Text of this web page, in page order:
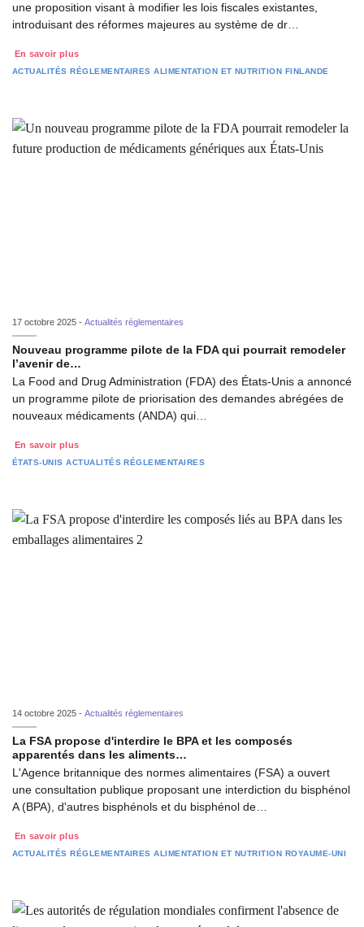
une proposition visant à modifier les lois fiscales existantes,
introduisant des réformes majeures au système de dr…
En savoir plus
ACTUALITÉS RÉGLEMENTAIRES ALIMENTATION ET NUTRITION FINLANDE
17 octobre 2025 - Actualités réglementaires
Nouveau programme pilote de la FDA qui pourrait remodeler
l’avenir de…
La Food and Drug Administration (FDA) des États-Unis a annoncé
un programme pilote de priorisation des demandes abrégées de
nouveaux médicaments (ANDA) qui…
En savoir plus
ÉTATS-UNIS ACTUALITÉS RÉGLEMENTAIRES
14 octobre 2025 - Actualités réglementaires
La FSA propose d'interdire le BPA et les composés
apparentés dans les aliments…
L'Agence britannique des normes alimentaires (FSA) a ouvert
une consultation publique proposant une interdiction du bisphénol
A (BPA), d'autres bisphénols et du bisphénol de…
En savoir plus
ACTUALITÉS RÉGLEMENTAIRES ALIMENTATION ET NUTRITION ROYAUME-UNI